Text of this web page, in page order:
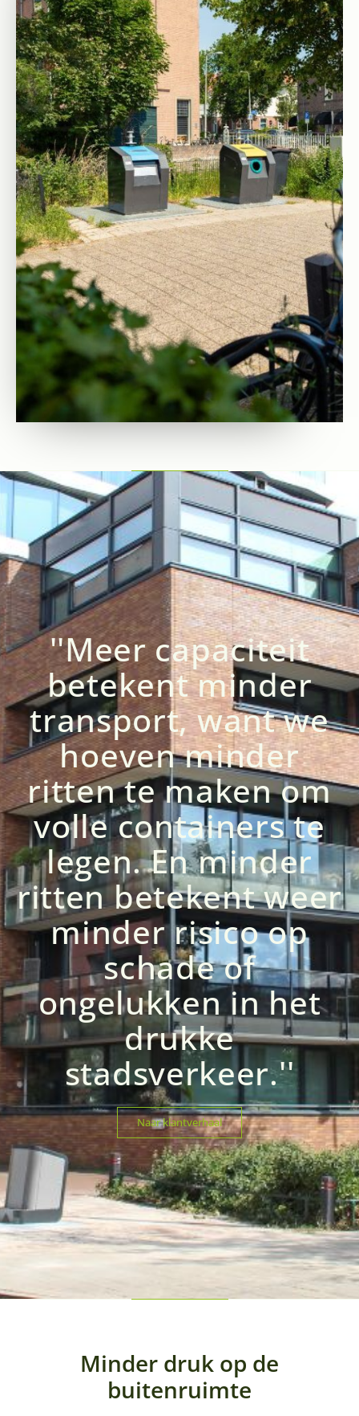
''Meer capaciteit
betekent minder
transport, want we
hoeven minder
ritten te maken om
volle containers te
legen. En minder
ritten betekent weer
minder risico op
schade of
ongelukken in het
drukke
stadsverkeer.''
Naar klantverhaal
Minder druk op de
buitenruimte